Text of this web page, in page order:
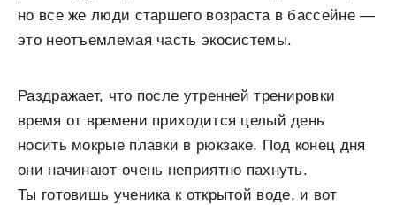
но все же люди старшего возраста в бассейне —
это неотъемлемая часть экосистемы.
Раздражает, что после утренней тренировки
время от времени приходится целый день
носить мокрые плавки в рюкзаке. Под конец дня
они начинают очень неприятно пахнуть.
Ты готовишь ученика к открытой воде, и вот